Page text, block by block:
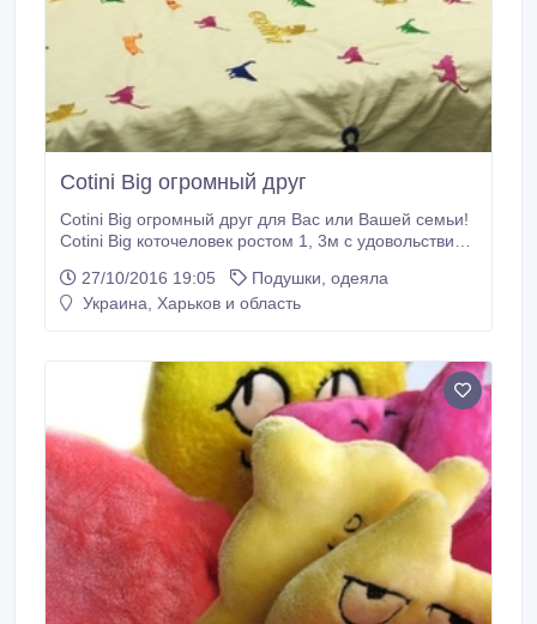
Cotini Big огромный друг
Cotini Big огромный друг для Вас или Вашей семьи!
Cotini Big коточеловек ростом 1, 3м с удовольствием
и комфорта ! Предлагает использовать себя как
матрасик, кота обнимашку, и кота баюна)) Cotini Big
27/10/2016 19:05
Подушки, одеяла
Украина, Харьков и область